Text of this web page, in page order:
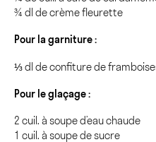
¾ dl de crème fleurette
Pour la garniture :
⅓ dl de confiture de
Pour le glaçage :
2 cuil. à soupe d’eau chaude
1 cuil. à soupe de sucre